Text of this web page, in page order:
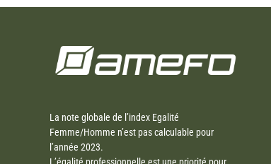
La note globale de l’index Egalité
Femme/Homme n’est pas calculable pour
l’année 2023.